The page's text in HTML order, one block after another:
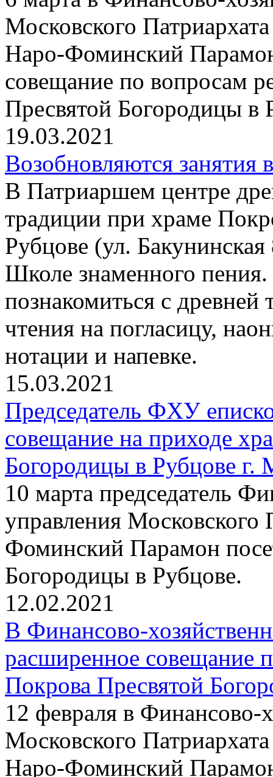
Московского
Наро-Фоминский
совещание по вопросам
Пресвятой Богородицы в
19.03.2021
Возобновляются занятия
В Патриаршем центре
традиции при храме
Рубцове (ул.
Школе знаменного
познакомиться с древней
чтения на погласицу,
нотации и напевке.
15.03.2021
Председатель ФХУ
совещание на приходе
Богородицы в Рубцове г.
10 марта председатель
управления Московского
Фоминский Парамон
Богородицы в Рубцове.
12.02.2021
В Финансово-
расширенное совещание
Покрова Пресвятой
12 февраля в Финансово-
Московского
Наро-Фоминский